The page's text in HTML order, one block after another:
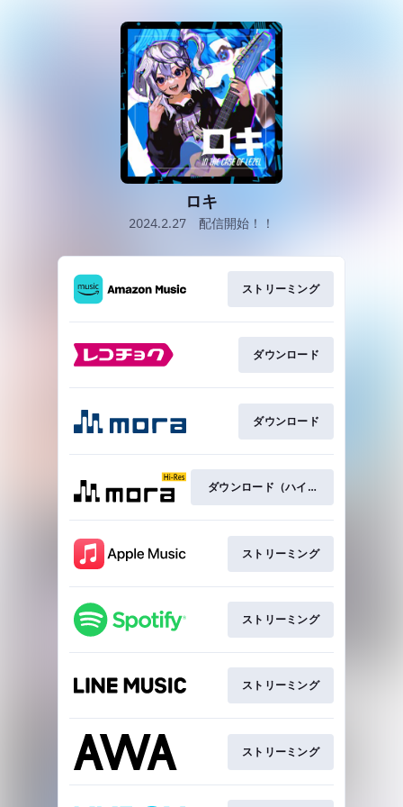
ロキ
2024.2.27 配信開始！！
ストリーミング
ダウンロード
ダウンロード
ダウンロード（ハイレゾ）
ストリーミング
ストリーミング
ストリーミング
ストリーミング